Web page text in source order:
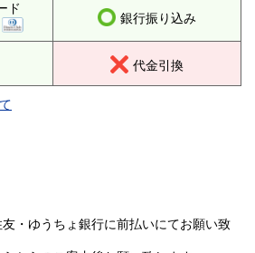
ド
銀行振り込み
代金引換
・ゆうちょ銀行に前払いにてお願い致